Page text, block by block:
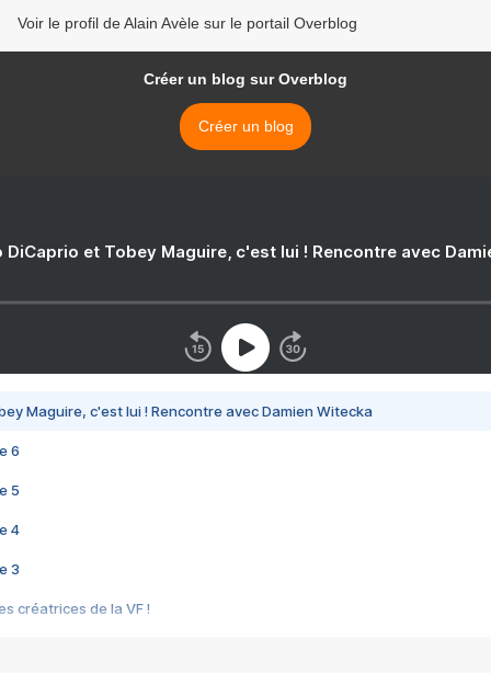
Voir le profil de Alain Avèle sur le portail Overblog
Créer un blog sur Overblog
Créer un blog
DiCaprio et Tobey Maguire, c'est lui ! Rencontre avec
Maguire, c'est lui ! Rencontre avec Damien Witecka
6
5
4
3
créatrices de la VF !